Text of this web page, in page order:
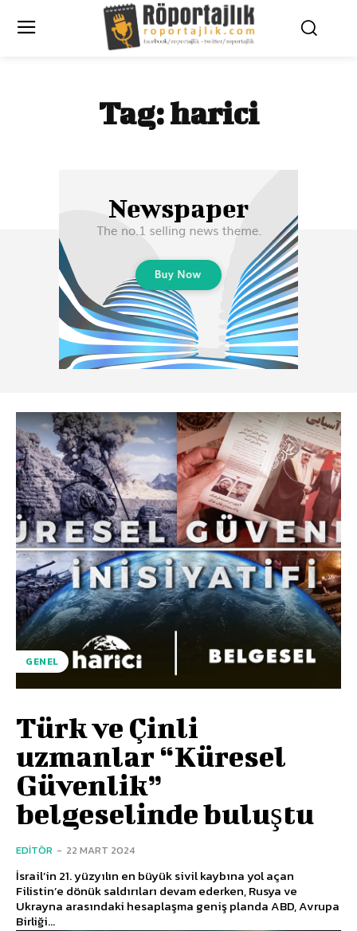
Tag:harici
GENEL
Türk ve Çinli
uzmanlar “Küresel
Güvenlik”
belgeselinde buluştu
EDITÖR - 22 MART 2024
İsrail’in 21. yüzyılın en büyük sivil kaybına yol açan
Filistin’e dönük saldırıları devam ederken, Rusya ve
Ukrayna arasındaki hesaplaşma geniş planda ABD, Avrupa
Birliği...